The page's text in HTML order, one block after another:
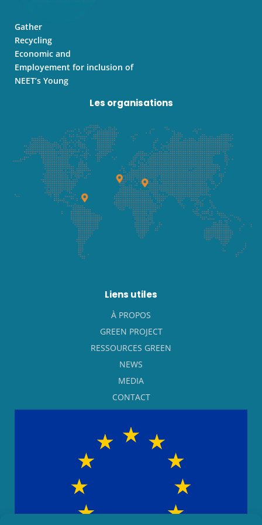
Gather
Recycling
Economic and
Employement for inclusion of
NEET’s Young
Les organisations
Liens utiles
À PROPOS
GREEN PROJECT
RESSOURCES GREEN
NEWS
MEDIA
CONTACT